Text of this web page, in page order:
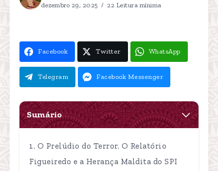
dezembro 29, 2025
22 Leitura mínima
Facebook Twitter WhatsApp
Telegram Facebook Messenger
Sumário
O Prelúdio do Terror. O Relatório
Figueiredo e a Herança Maldita do SPI